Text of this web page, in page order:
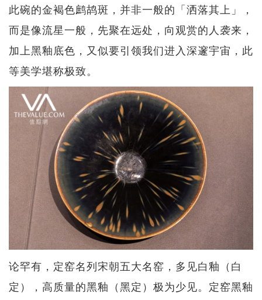
此碗的金褐色鹧鸪斑，并非一般的「洒落其上」，
而是像流星一般，先聚在远处，向观赏的人袭来，
加上黑釉底色，又似要引领我们进入深邃宇宙，此
等美学堪称极致。
论罕有，定窑名列宋朝五大名窑，多见白釉（白
定），高质量的黑釉（黑定）极为少见。定窑黑釉